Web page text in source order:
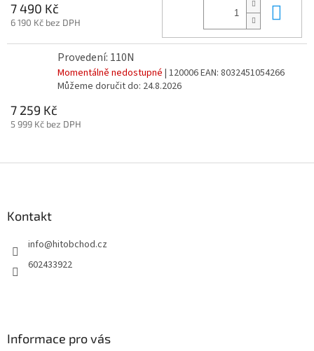
7 490 Kč
6 190 Kč bez DPH
Provedení: 110N
Momentálně nedostupné | 120006EAN: 8032451054266
Můžeme doručit do: 24.8.2026
7 259 Kč
5 999 Kč bez DPH
Kontakt
info@hitobchod.cz
602433922
Informace pro vás